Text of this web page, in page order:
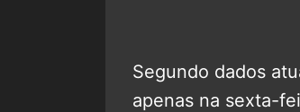
Segundo dados
apenas na sexta-